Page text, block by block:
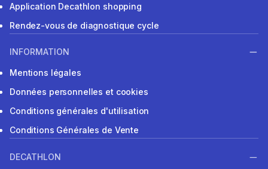
Application Decathlon shopping
Rendez-vous de diagnostique cycle
INFORMATION
Mentions légales
Données personnelles et cookies
Conditions générales d'utilisation
Conditions Générales de Vente
DECATHLON